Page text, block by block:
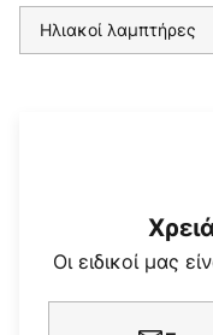
Ηλιακοί λαμπτήρες
Οι ειδικοί μας